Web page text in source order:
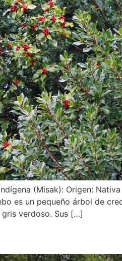
(Misak): Origen:
es un pequeño árbol de
verdoso. Sus […]